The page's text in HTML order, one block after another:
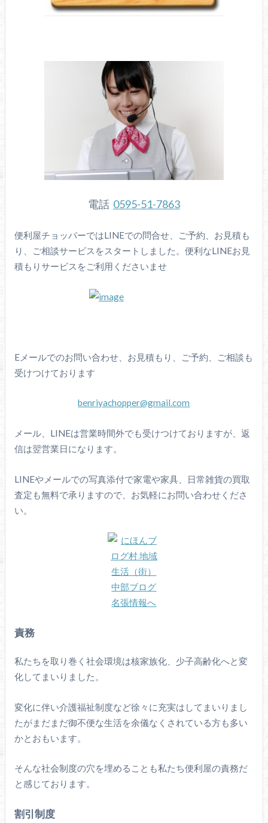
電話 0595-51-7863
便利屋チョッパーではLINEでの問合せ、ご予約、お見積も
り、ご相談サービスをスタートしました。便利なLINEお見
積もりサービスをご利用くださいませ
Eメールでのお問い合わせ、お見積もり、ご予約、ご相談も
受けつけております
benriyachopper@gmail.com
メール、LINEは営業時間外でも受けつけておりますが、返
信は翌営業日になります。
LINEやメールでの写真添付で家電や家具、日常雑貨の買取
査定も無料で承りますので、お気軽にお問い合わせくださ
い。
責務
私たちを取り巻く社会環境は核家族化、少子高齢化へと変
化してまいりました。
変化に伴い介護福祉制度など徐々に充実はしてまいりまし
たがまだまだ御不便な生活を余儀なくされている方も多い
かとおもいます。
そんな社会制度の穴を埋めることも私たち便利屋の責務だ
と感じております。
割引制度